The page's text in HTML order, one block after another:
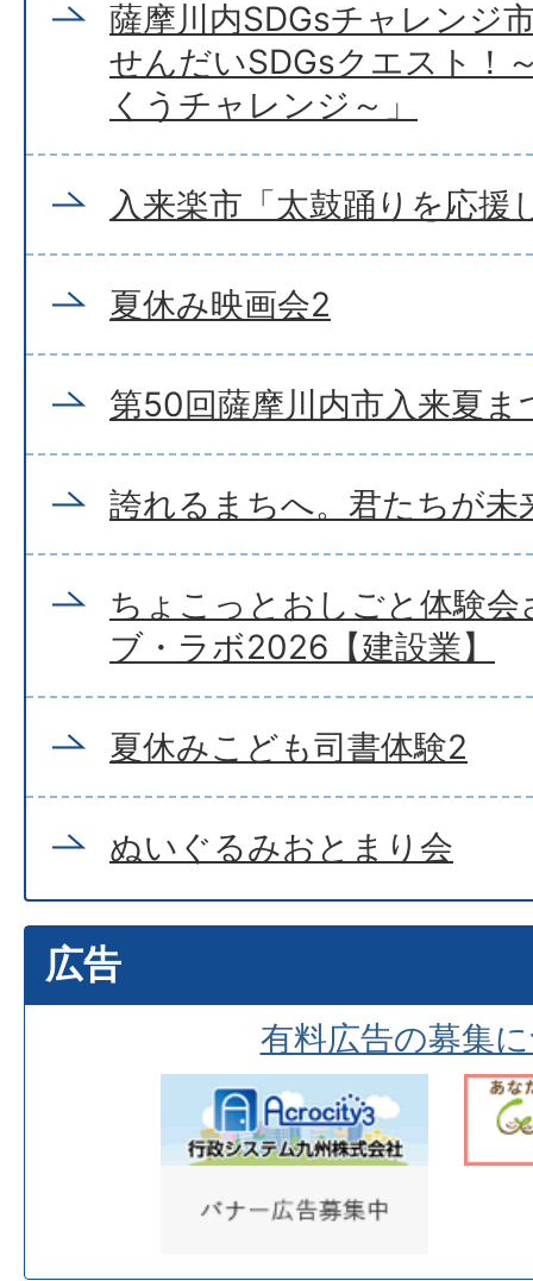
薩摩川内SDGsチャレンジ
せんだいSDGsクエスト！
くうチャレンジ～」
入来楽市「太鼓踊りを応援
夏休み映画会2
第50回薩摩川内市入来夏ま
誇れるまちへ。君たちが未
ちょこっとおしごと体験
ブ・ラボ2026【建設業】
夏休みこども司書体験2
ぬいぐるみおとまり会
広告
有料広告の募集